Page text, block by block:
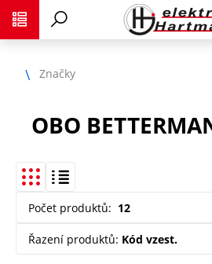
Značky
OBO
Počet produktů: 12
Řazení produktů: Kód vzest.